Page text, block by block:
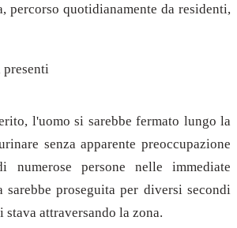
percorso quotidianamente da residenti,
presenti
l'uomo si sarebbe fermato lungo la
senza apparente preoccupazione
numerose persone nelle immediate
sarebbe proseguita per diversi secondi
attraversando la zona.